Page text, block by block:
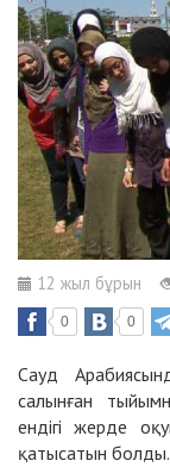
12 жыл бұрын
0 0
Сауд
салынған
ендігі жерде
қатысатын болды.